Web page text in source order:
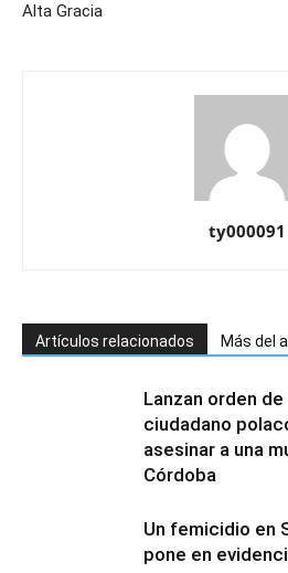
Alta Gracia
ty000091
Artículos relacionados Más del
Lanzan orden
ciudadano
asesinar a una
Córdoba
Un femicidio en
pone en